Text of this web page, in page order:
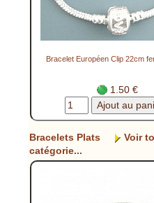
Bracelet Européen Clip 22cm
1.50 €
Bracelets Plats
Voir
catégorie...